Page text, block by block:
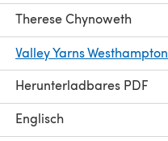
Therese Chynoweth
Valley Yarns Westhampton
Herunterladbares PDF
Englisch